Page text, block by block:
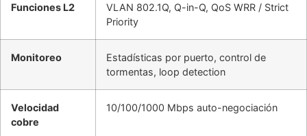
Funciones L2
VLAN 802.1Q, Q-in-Q, QoS WRR / Strict
Priority
Monitoreo
Estadísticas por puerto, control de
tormentas, loop detection
Velocidad
cobre
10/100/1000 Mbps auto-negociación